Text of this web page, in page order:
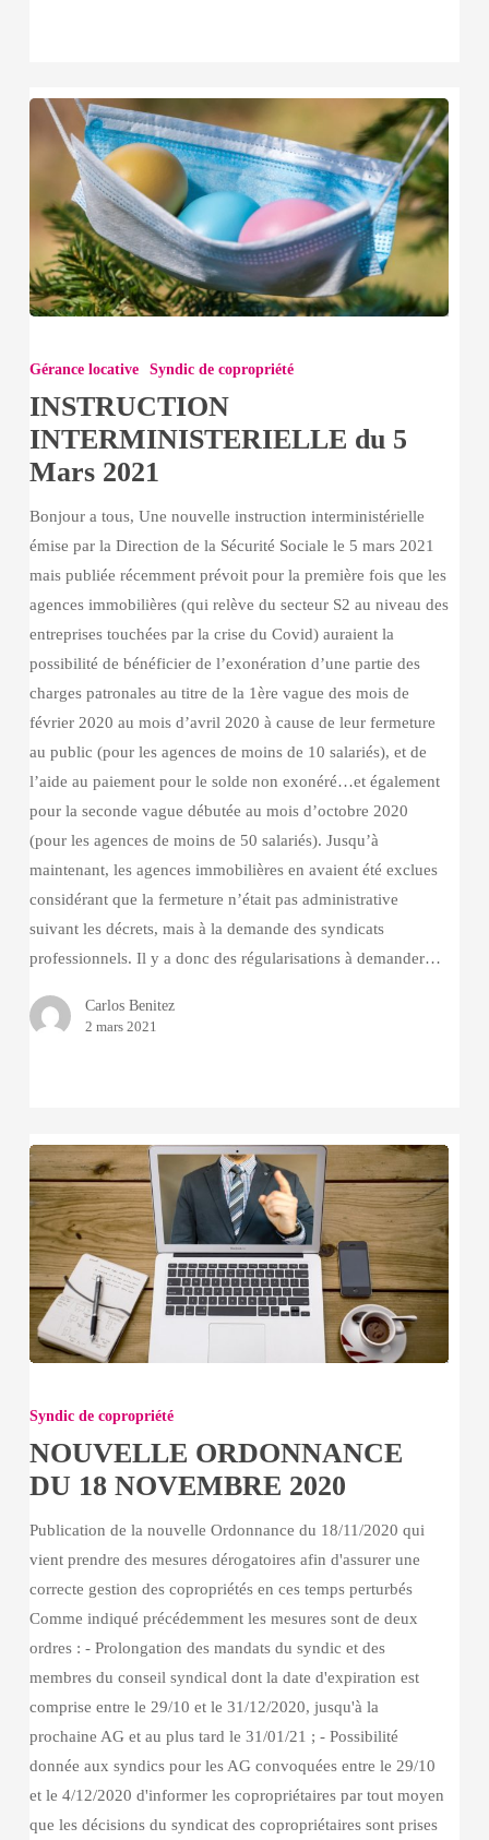
INTERMINISTERIELLE
5
Mars
2021
Gérance locative Syndic de copropriété
INSTRUCTION
INTERMINISTERIELLE du 5
Mars 2021
Bonjour a tous, Une nouvelle instruction interministérielle
émise par la Direction de la Sécurité Sociale le 5 mars 2021
mais publiée récemment prévoit pour la première fois que les
agences immobilières (qui relève du secteur S2 au niveau des
entreprises touchées par la crise du Covid) auraient la
possibilité de bénéficier de l’exonération d’une partie des
charges patronales au titre de la 1ère vague des mois de
février 2020 au mois d’avril 2020 à cause de leur fermeture
au public (pour les agences de moins de 10 salariés), et de
l’aide au paiement pour le solde non exonéré…et également
pour la seconde vague débutée au mois d’octobre 2020
(pour les agences de moins de 50 salariés). Jusqu’à
maintenant, les agences immobilières en avaient été exclues
considérant que la fermeture n’était pas administrative
suivant les décrets, mais à la demande des syndicats
professionnels. Il y a donc des régularisations à demander…
Carlos Benitez
2 mars 2021
18
NOVEMBRE
2020
Syndic de copropriété
NOUVELLE ORDONNANCE
DU 18 NOVEMBRE 2020
Publication de la nouvelle Ordonnance du 18/11/2020 qui
vient prendre des mesures dérogatoires afin d'assurer une
correcte gestion des copropriétés en ces temps perturbés
Comme indiqué précédemment les mesures sont de deux
ordres : - Prolongation des mandats du syndic et des
membres du conseil syndical dont la date d'expiration est
comprise entre le 29/10 et le 31/12/2020, jusqu'à la
prochaine AG et au plus tard le 31/01/21 ; - Possibilité
donnée aux syndics pour les AG convoquées entre le 29/10
et le 4/12/2020 d'informer les copropriétaires par tout moyen
que les décisions du syndicat des copropriétaires sont prises